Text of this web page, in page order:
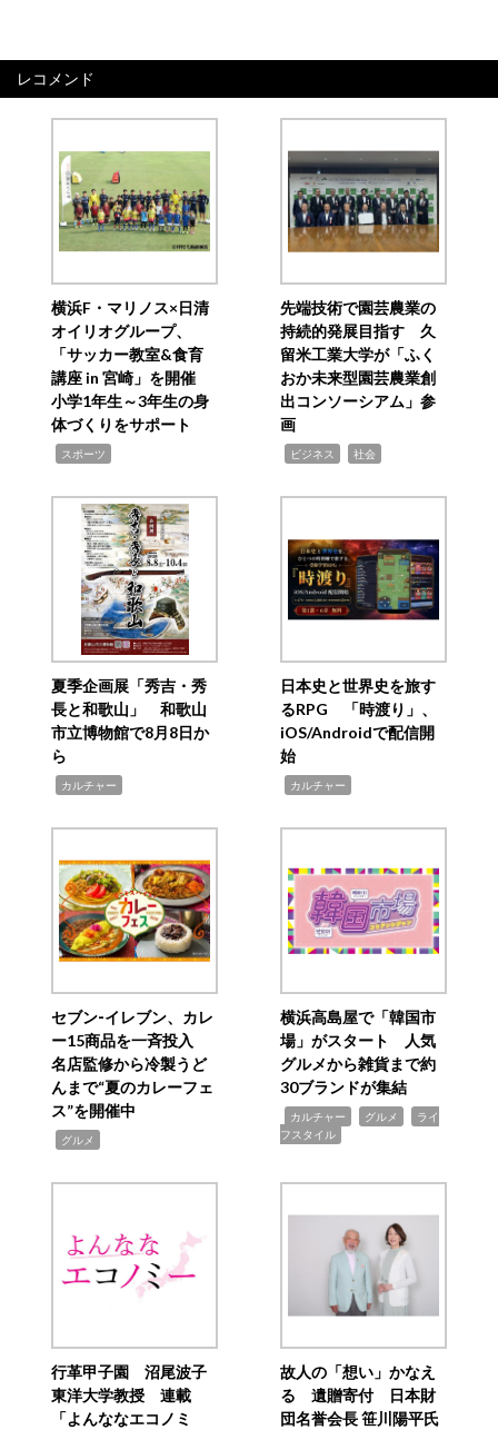
レコメンド
横浜F・マリノス×日清
オイリオグループ、
「サッカー教室&食育
講座 in 宮崎」を開催
小学1年生～3年生の身
体づくりをサポート
スポーツ
先端技術で園芸農業の
持続的発展目指す 久
留米工業大学が「ふく
おか未来型園芸農業創
出コンソーシアム」参
画
ビジネス 社会
夏季企画展「秀吉・秀
長と和歌山」 和歌山
市立博物館で8月8日か
ら
カルチャー
日本史と世界史を旅す
るRPG 「時渡り」、
iOS/Androidで配信開
始
カルチャー
セブン‐イレブン、カレ
ー15商品を一斉投入
名店監修から冷製うど
んまで“夏のカレーフェ
ス”を開催中
グルメ
横浜高島屋で「韓国市
場」がスタート 人気
グルメから雑貨まで約
30ブランドが集結
カルチャー グルメ
ライ
フスタイル
行革甲子園 沼尾波子
東洋大学教授 連載
「よんななエコノミ
故人の「想い」かなえ
る 遺贈寄付 日本財
団名誉会長 笹川陽平氏